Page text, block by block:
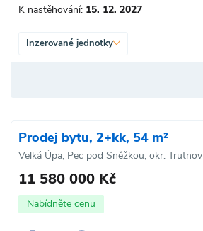
K nastěhování: 15. 12. 2027
Inzerované jednotky
Prodej bytu, 2+kk, 54 m²
Velká Úpa, Pec pod Sněžkou, okr. Trutnov
11 580 000 Kč
Nabídněte cenu